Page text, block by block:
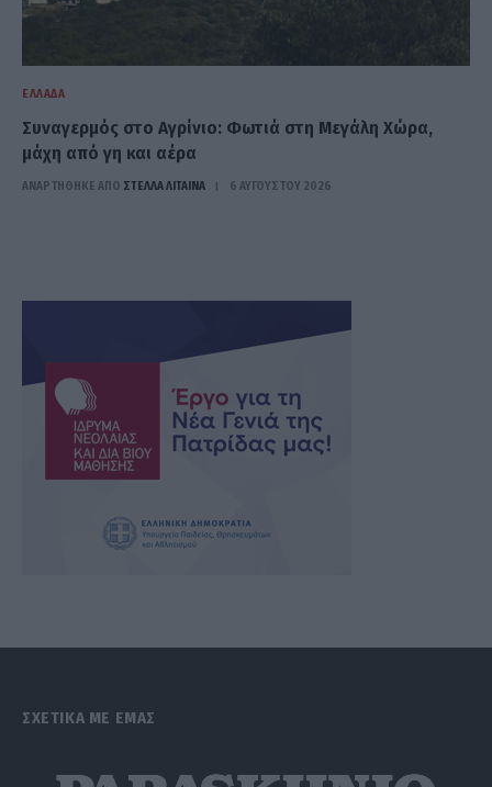
ΕΛΛΆΔΑ
Συναγερμός στο Αγρίνιο: Φωτιά στη Μεγάλη Χώρα,
μάχη από γη και αέρα
ΑΝΑΡΤΗΘΗΚΕ ΑΠΟ ΣΤΈΛΛΑ ΛΊΤΑΙΝΑ 6 ΑΥΓΟΎΣΤΟΥ 2026
ΣΧΕΤΙΚΑ ΜΕ ΕΜΑΣ